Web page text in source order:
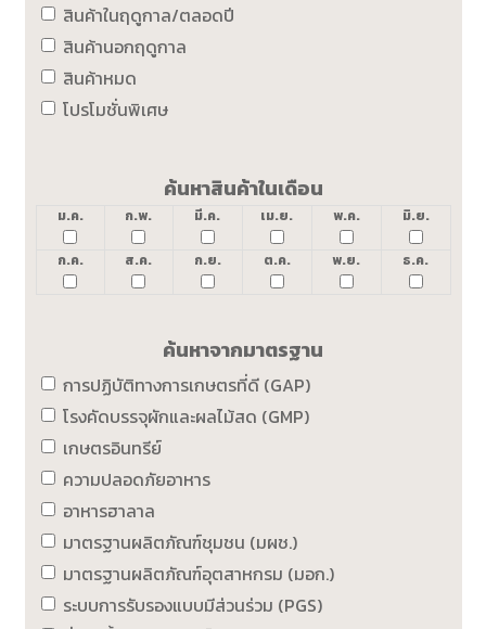
สินค้าในฤดูกาล/ตลอดปี
สินค้านอกฤดูกาล
สินค้าหมด
โปรโมชั่นพิเศษ
ค้นหาสินค้าในเดือน
ม.ค. ก.พ. มี.ค. เม.ย. พ.ค. มิ.ย.
ก.ค. ส.ค. ก.ย. ต.ค. พ.ย. ธ.ค.
ค้นหาจากมาตรฐาน
การปฏิบัติทางการเกษตรที่ดี (GAP)
โรงคัดบรรจุผักและผลไม้สด (GMP)
เกษตรอินทรีย์
ความปลอดภัยอาหาร
อาหารฮาลาล
มาตรฐานผลิตภัณฑ์ชุมชน (มผช.)
มาตรฐานผลิตภัณฑ์อุตสาหกรม (มอก.)
ระบบการรับรองแบบมีส่วนร่วม (PGS)